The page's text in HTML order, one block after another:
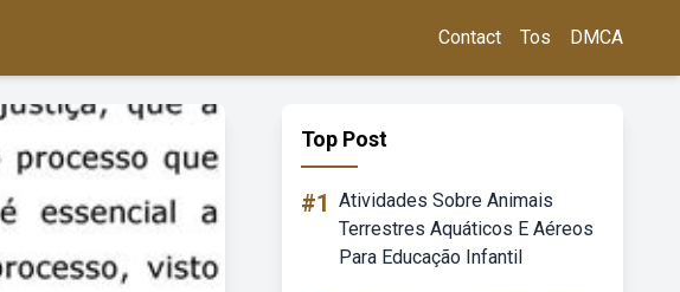
Contact Tos DMCA
Top Post
#1 Atividades Sobre Animais
Terrestres Aquáticos E Aéreos
Para Educação Infantil